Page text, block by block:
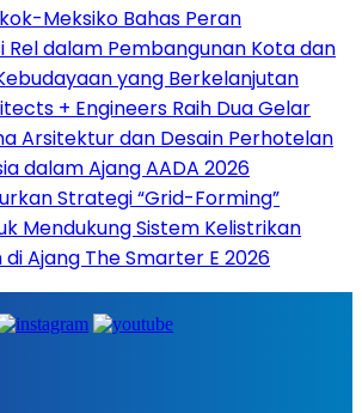
Meksiko Bahas Peran
Rel dalam Pembangunan Kota dan
yang Berkelanjutan
+ Engineers Raih Dua Gelar
Arsitektur dan Desain Perhotelan
dalam Ajang AADA 2026
Strategi “Grid-Forming”
Mendukung Sistem Kelistrikan
Ajang The Smarter E 2026